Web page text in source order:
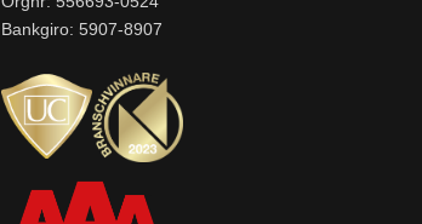
Bankgiro: 5907-8907